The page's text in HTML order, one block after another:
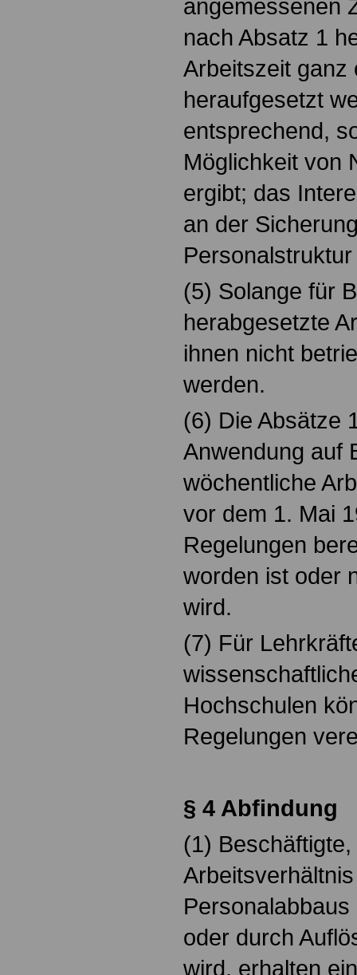
angemessenen
nach Absatz 1
Arbeitszeit ganz
heraufgesetzt
entsprechend,
Möglichkeit von
ergibt; das
an der
(5) Solange für
herabgesetzte
ihnen nicht
werden.
(6) Die Absätze
Anwendung auf
wöchentliche
vor dem 1. Mai
Regelungen
worden ist oder
wird.
(7) Für
Hochschulen
Regelungen
§ 4 Abfindung
(1)
oder durch
wird, erhalten